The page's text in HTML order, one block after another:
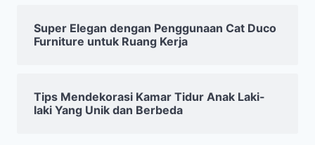
Super Elegan dengan Penggunaan Cat Duco
Furniture untuk Ruang Kerja
Tips Mendekorasi Kamar Tidur Anak Laki-
laki Yang Unik dan Berbeda